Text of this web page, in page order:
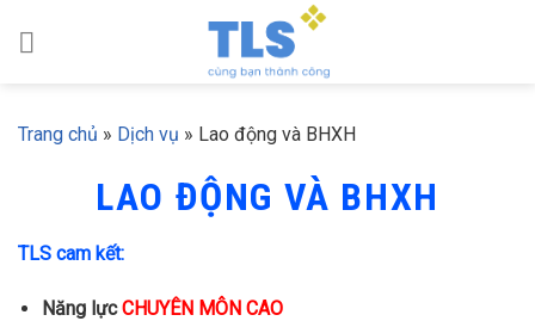
Trang chủ » Dịch vụ » Lao động và BHXH
LAO ĐỘNG VÀ BHXH
TLS cam kết:
Năng lựcCHUYÊN MÔN CAO